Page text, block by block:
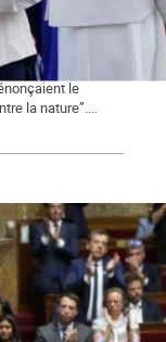
Républicains,
le
la nature”....